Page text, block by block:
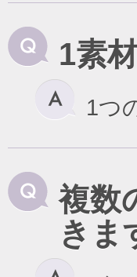
1素
1つ
複数
きま